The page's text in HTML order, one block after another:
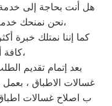
هل أنت بحاجة إلى خدمة
نحن نمنحك خدمة الصيانة الفورية التي ترغب بها،
كافة أنواع غسالات الأطباق،
بعد إتمام تقديم
غسالات الاطباق ، بعمل
ب اصلاح غسالات